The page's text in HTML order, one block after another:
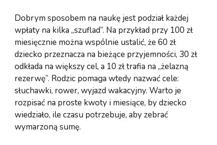
Dobrym sposobem na naukę jest podział każdej
wpłaty na kilka „szuflad”. Na przykład przy 100 zł
miesięcznie można wspólnie ustalić, że 60 zł
dziecko przeznacza na bieżące przyjemności, 30 zł
odkłada na większy cel, a 10 zł trafia na „żelazną
rezerwę”. Rodzic pomaga wtedy nazwać cele:
słuchawki, rower, wyjazd wakacyjny. Warto je
rozpisać na proste kwoty i miesiące, by dziecko
wiedziało, ile czasu potrzebuje, aby zebrać
wymarzoną sumę.